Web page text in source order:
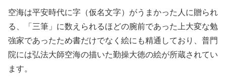
空海は平安時代に字（仮名文字）がうまかった人に贈られ
る、「三筆」に数えられるほどの腕前であった上大変な勉
強家であったため書だけでなく絵にも精通しており、普門
院には弘法大師空海の描いた勤操大徳の絵が所蔵されてい
ます。